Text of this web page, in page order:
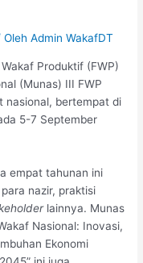
OlehAdmin WakafDT
Produktif (FWP)
(Munas) III FWP
nasional, bertempat di
5-7 September
empat tahunan ini
nazir, praktisi
lainnya. Munas
Nasional: Inovasi,
Ekonomi